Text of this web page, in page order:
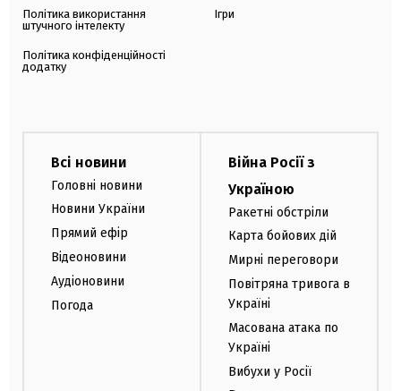
Політика використання
штучного інтелекту
Політика конфіденційності
додатку
Ігри
Всі новини
Головні новини
Новини України
Прямий ефір
Відеоновини
Аудіоновини
Погода
Війна Росії з
Україною
Ракетні обстріли
Карта бойових дій
Мирні переговори
Повітряна тривога в
Україні
Масована атака по
Україні
Вибухи у Росії